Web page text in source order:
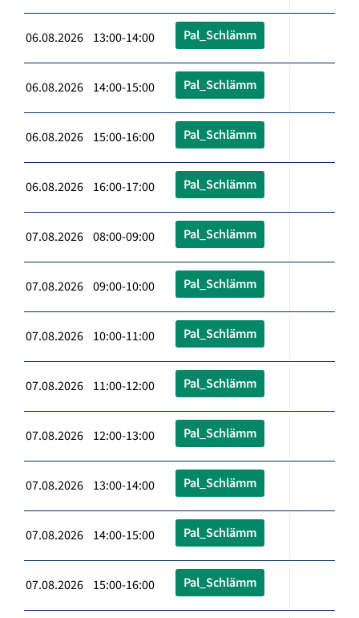
06.08.2026 13:00-14:00 Pal_Schlämm
06.08.2026 14:00-15:00 Pal_Schlämm
06.08.2026 15:00-16:00 Pal_Schlämm
06.08.2026 16:00-17:00 Pal_Schlämm
07.08.2026 08:00-09:00 Pal_Schlämm
07.08.2026 09:00-10:00 Pal_Schlämm
07.08.2026 10:00-11:00 Pal_Schlämm
07.08.2026 11:00-12:00 Pal_Schlämm
07.08.2026 12:00-13:00 Pal_Schlämm
07.08.2026 13:00-14:00 Pal_Schlämm
07.08.2026 14:00-15:00 Pal_Schlämm
07.08.2026 15:00-16:00 Pal_Schlämm